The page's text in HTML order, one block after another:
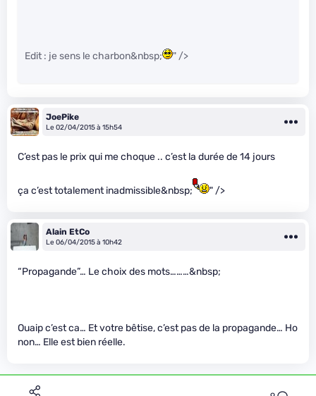
Edit : je sens le charbon&nbsp; " />
JoePike
Le 02/04/2015 à 15h54
C’est pas le prix qui me choque .. c’est la durée de 14 jours
ça c’est totalement inadmissible&nbsp; " />
Alain EtCo
Le 06/04/2015 à 10h42
“Propagande”… Le choix des mots………&nbsp;
Ouaip c’est ca… Et votre bêtise, c’est pas de la propagande… Ho
non… Elle est bien réelle.